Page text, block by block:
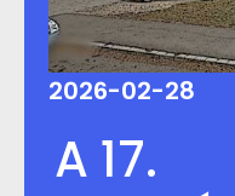
2026-02-28
A 17.